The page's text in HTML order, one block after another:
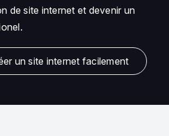
de site internet et devenir un
un site internet facilement